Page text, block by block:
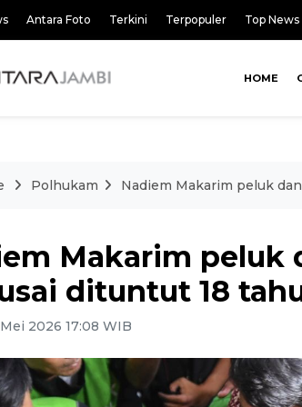
Antara Foto Terkini Terpopuler Top News
HOME
Polhukam Nadiem Makarim peluk
Makarim peluk
dituntut 18
2026 17:08 WIB